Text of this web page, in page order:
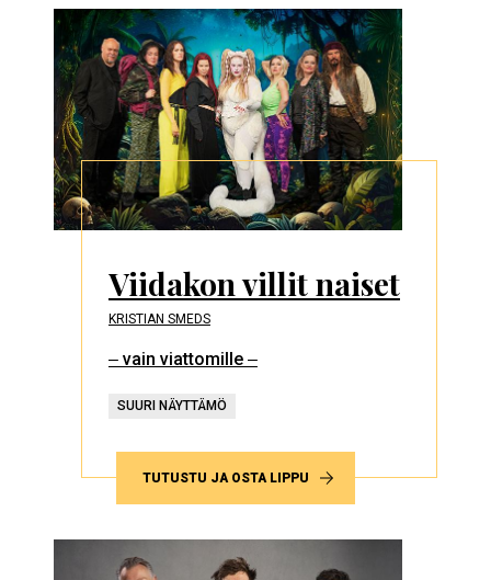
Viidakon villit naiset
KRISTIAN SMEDS
‒ vain viattomille ‒
SUURI NÄYTTÄMÖ
TUTUSTU JA OSTA LIPPU